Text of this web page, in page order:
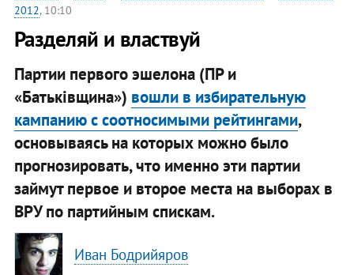
2012, 10:10
Разделяй и властвуй
Партии первого эшелона (ПР и
«Батьківщина») вошли в избирательную
кампанию с соотносимыми рейтингами,
основываясь на которых можно было
прогнозировать, что именно эти партии
займут первое и второе места на выборах в
ВРУ по партийным спискам.
Иван Бодрийяров